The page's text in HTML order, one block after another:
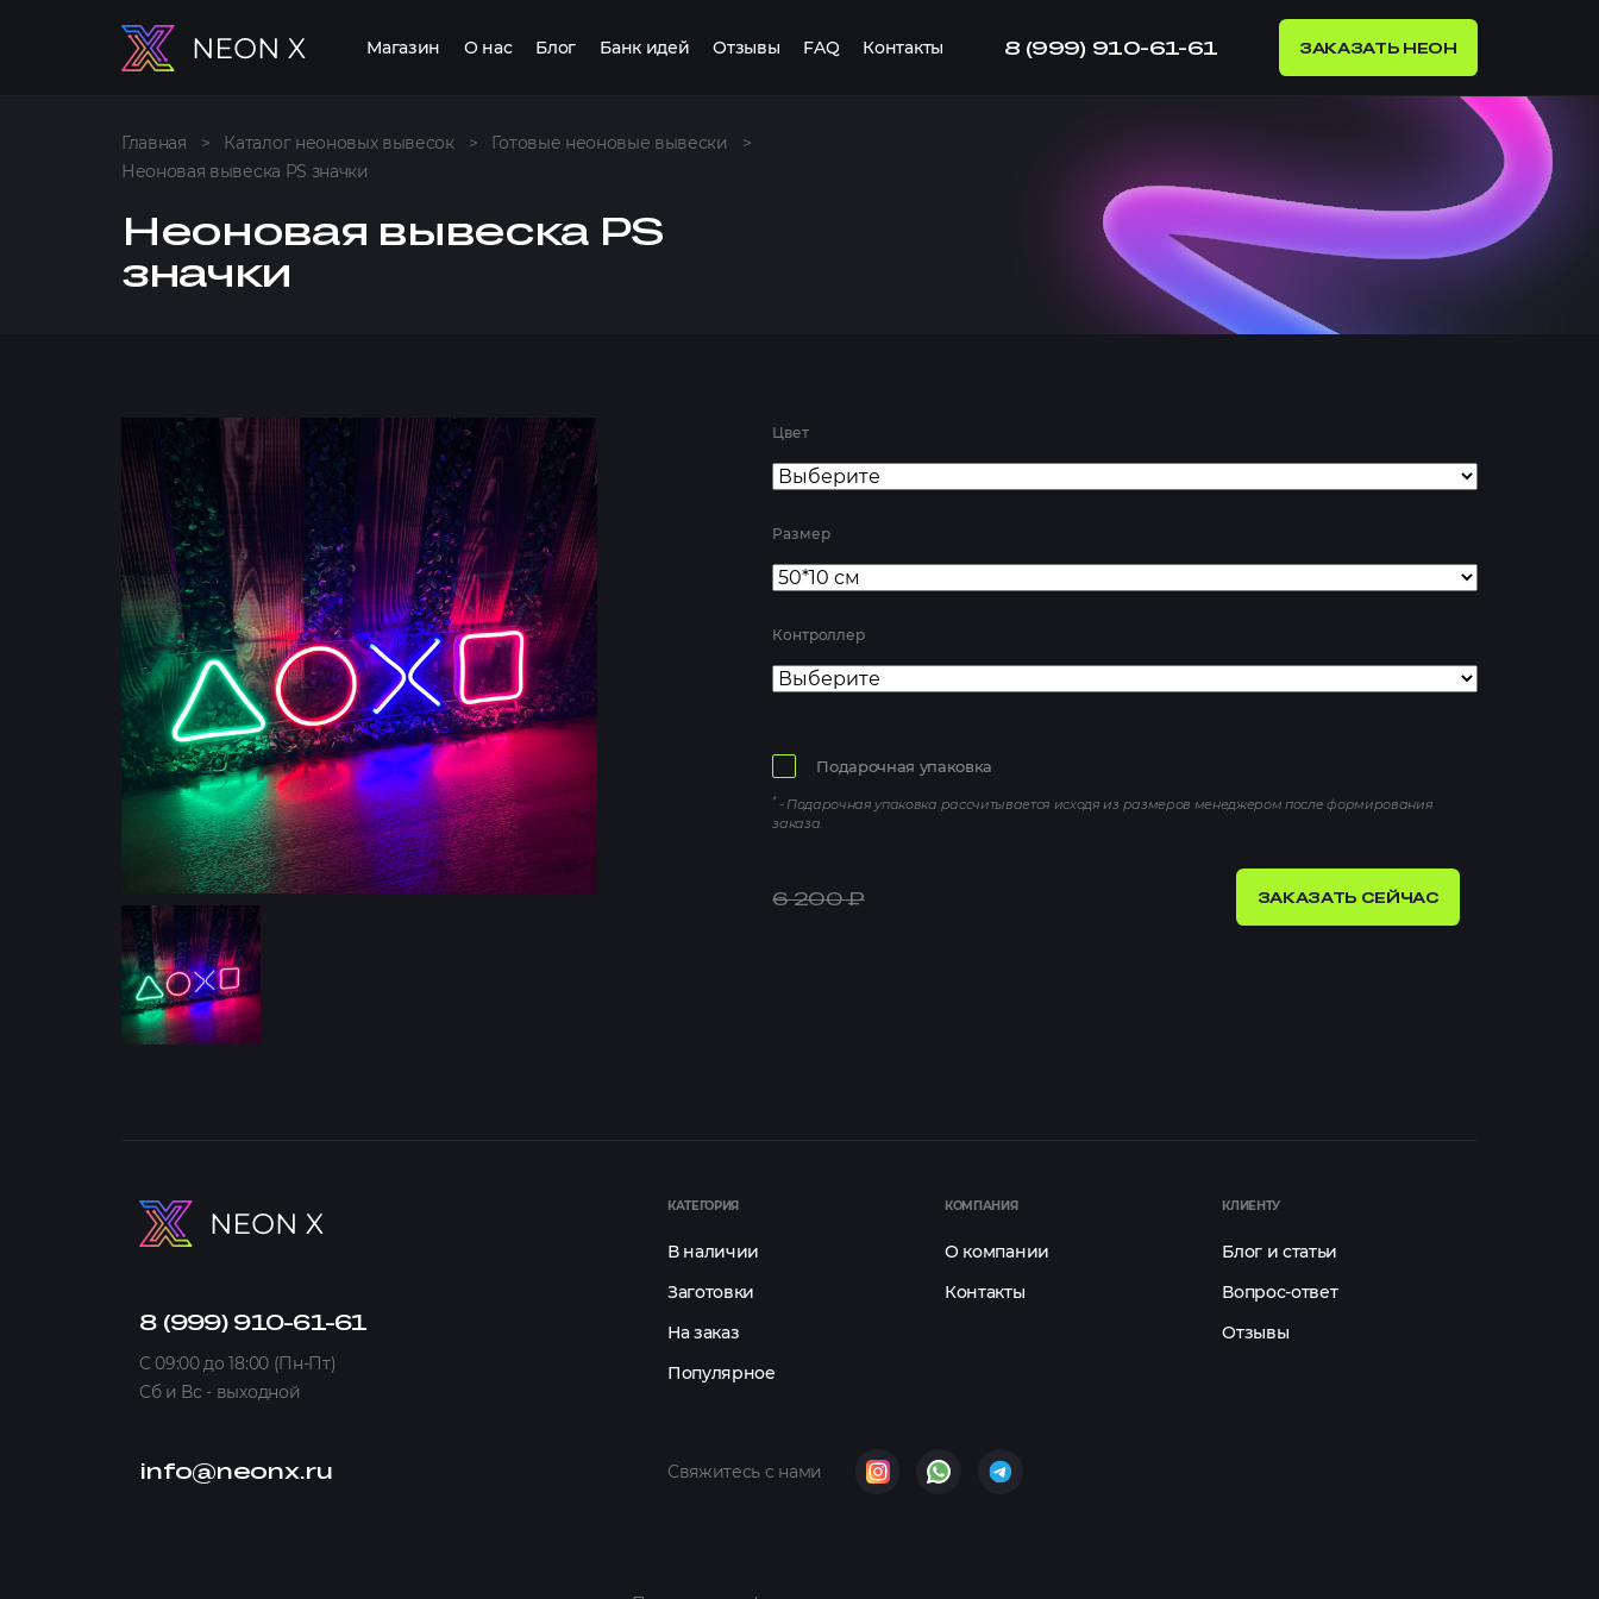
Магазин О нас Блог Банк идей Отзывы FAQ Контакты 8 (999) 910-61-61 ЗАКАЗАТЬ НЕОН
Главная > Каталог неоновых вывесок > Готовые неоновые вывески
>
Неоновая вывеска PS значки
Неоновая вывеска PS
значки
Цвет
Размер
Контроллер
Подарочная упаковка
*- Подарочная упаковка рассчитывается исходя из размеров менеджером после формирования
заказа.
6 200₽ ЗАКАЗАТЬ СЕЙЧАС
8 (999) 910-61-61
C 09:00 до 18:00 (Пн-Пт)
Сб и Вс - выходной
info@neonx.ru
КАТЕГОРИЯ
В наличии
Заготовки
На заказ
Популярное
КОМПАНИЯ
О компании
Контакты
КЛИЕНТУ
Блог и статьи
Вопрос-ответ
Отзывы
Свяжитесь с нами